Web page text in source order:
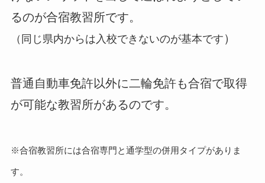
るのが合宿教習所です。
（同じ県内からは入校できないのが基本です ）
普通自動車免許以外に二輪免許も合宿で取得
が可能な教習所があるのです。
※合宿教習所には合宿専門と通学型の併用タイプがありま
す。